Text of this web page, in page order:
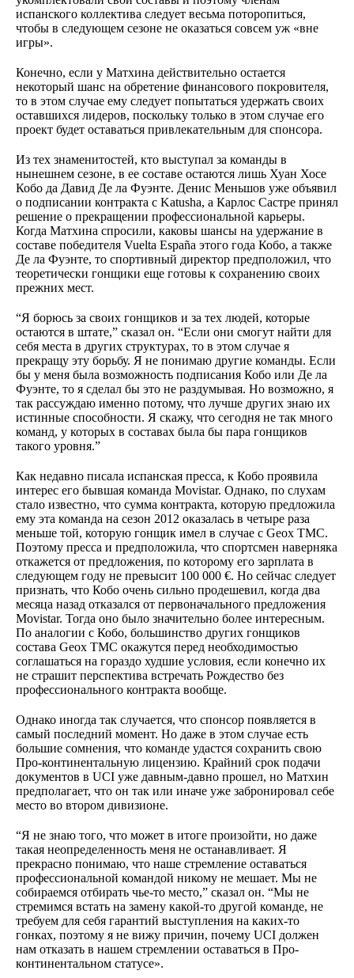
испанского коллектива следует весьма поторопиться,
чтобы в следующем сезоне не оказаться совсем уж «вне
игры».
Конечно, если у Матхина действительно остается
некоторый шанс на обретение финансового покровителя,
то в этом случае ему следует попытаться удержать своих
оставшихся лидеров, поскольку только в этом случае его
проект будет оставаться привлекательным для спонсора.
Из тех знаменитостей, кто выступал за команды в
нынешнем сезоне, в ее составе остаются лишь Хуан Хосе
Кобо да Давид Де ла Фуэнте. Денис Меньшов уже объявил
о подписании контракта с Katusha, а Карлос Састре принял
решение о прекращении профессиональной карьеры.
Когда Матхина спросили, каковы шансы на удержание в
составе победителя Vuelta España этого года Кобо, а также
Де ла Фуэнте, то спортивный директор предположил, что
теоретически гонщики еще готовы к сохранению своих
прежних мест.
“Я борюсь за своих гонщиков и за тех людей, которые
остаются в штате,” сказал он. “Если они смогут найти для
себя места в других структурах, то в этом случае я
прекращу эту борьбу. Я не понимаю другие команды. Если
бы у меня была возможность подписания Кобо или Де ла
Фуэнте, то я сделал бы это не раздумывая. Но возможно, я
так рассуждаю именно потому, что лучше других знаю их
истинные способности. Я скажу, что сегодня не так много
команд, у которых в составах была бы пара гонщиков
такого уровня.”
Как недавно писала испанская пресса, к Кобо проявила
интерес его бывшая команда Movistar. Однако, по слухам
стало известно, что сумма контракта, которую предложила
ему эта команда на сезон 2012 оказалась в четыре раза
меньше той, которую гонщик имел в случае с Geox TMC.
Поэтому пресса и предположила, что спортсмен наверняка
откажется от предложения, по которому его зарплата в
следующем году не превысит 100 000 €. Но сейчас следует
признать, что Кобо очень сильно продешевил, когда два
месяца назад отказался от первоначального предложения
Movistar. Тогда оно было значительно более интересным.
По аналогии с Кобо, большинство других гонщиков
состава Geox TMC окажутся перед необходимостью
соглашаться на гораздо худшие условия, если конечно их
не страшит перспектива встречать Рождество без
профессионального контракта вообще.
Однако иногда так случается, что спонсор появляется в
самый последний момент. Но даже в этом случае есть
большие сомнения, что команде удастся сохранить свою
Про-континентальную лицензию. Крайний срок подачи
документов в UCI уже давным-давно прошел, но Матхин
предполагает, что он так или иначе уже забронировал себе
место во втором дивизионе.
“Я не знаю того, что может в итоге произойти, но даже
такая неопределенность меня не останавливает. Я
прекрасно понимаю, что наше стремление оставаться
профессиональной командой никому не мешает. Мы не
собираемся отбирать чье-то место,” сказал он. “Мы не
стремимся встать на замену какой-то другой команде, не
требуем для себя гарантий выступления на каких-то
гонках, поэтому я не вижу причин, почему UCI должен
нам отказать в нашем стремлении оставаться в Про-
континентальном статусе».